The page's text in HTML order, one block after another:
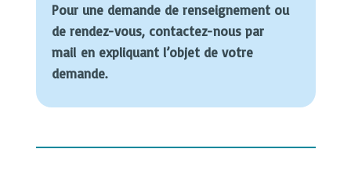
Pour une demande de renseignement ou
de rendez-vous, contactez-nous par
mail en expliquant l’objet de votre
demande.